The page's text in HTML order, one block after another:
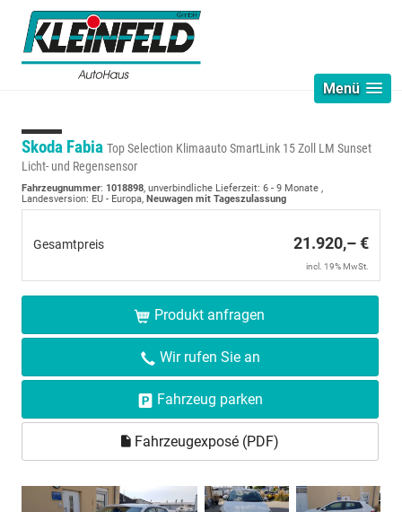
Menü
Skoda Fabia Top Selection Klimaauto SmartLink 15 Zoll LM Sunset
Licht- und Regensensor
Fahrzeugnummer: 1018898, unverbindliche Lieferzeit: 6 - 9 Monate ,
Landesversion: EU - Europa, Neuwagen mit Tageszulassung
Gesamtpreis 21.920,– €
incl. 19% MwSt.
Produkt anfragen
Wir rufen Sie an
Fahrzeug parken
Fahrzeugexposé (PDF)